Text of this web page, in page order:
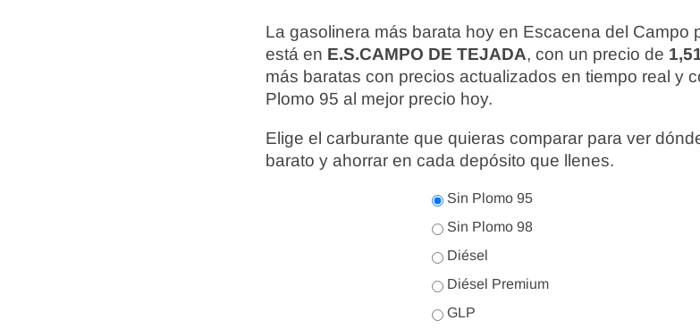
La gasolinera más barata hoy en Escacena del Campo
está en E.S.CAMPO DE TEJADA, con un precio de
más baratas con precios actualizados en tiempo real y
Plomo 95 al mejor precio hoy.
Elige el carburante que quieras comparar para ver
barato y ahorrar en cada depósito que llenes.
Sin Plomo 95
Sin Plomo 98
Diésel
Diésel Premium
GLP